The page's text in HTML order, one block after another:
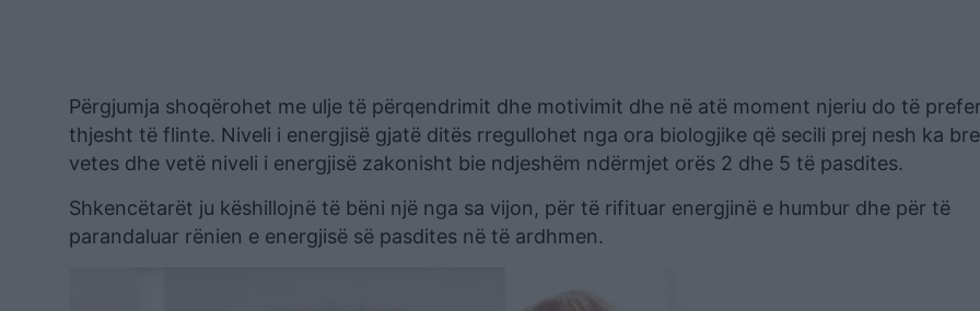
Përgjumja shoqërohet me ulje të përqendrimit dhe motivimit dhe në atë moment njeriu do të
thjesht të flinte. Niveli i energjisë gjatë ditës rregullohet nga ora biologjike që secili prej nesh ka
vetes dhe vetë niveli i energjisë zakonisht bie ndjeshëm ndërmjet orës 2 dhe 5 të pasdites.
Shkencëtarët ju këshillojnë të bëni një nga sa vijon, për të rifituar energjinë e humbur dhe për të
parandaluar rënien e energjisë së pasdites në të ardhmen.